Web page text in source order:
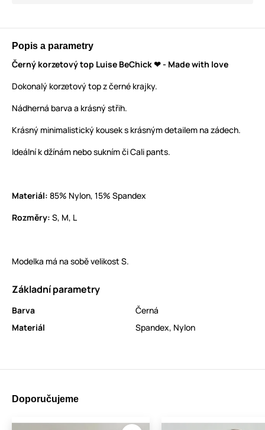
Popis a parametry
Černý korzetový top Luise BeChick ❤ - Made with love
Dokonalý korzetový top z černé krajky.
Nádherná barva a krásný střih.
Krásný minimalistický kousek s krásným detailem na zádech.
Ideální k džínám nebo sukním či Cali pants.
Materiál: 85% Nylon, 15% Spandex
Rozměry: S, M, L
Modelka má na sobě velikost S.
Základní parametry
Barva
Černá
Materiál
Spandex, Nylon
Doporučujeme